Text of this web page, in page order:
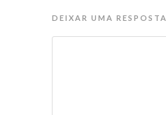
DEIXAR UMA RESPOSTA